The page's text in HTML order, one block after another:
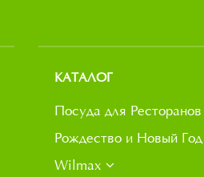
КАТАЛОГ
Посуда для
Рождество и Новый
Wilmax